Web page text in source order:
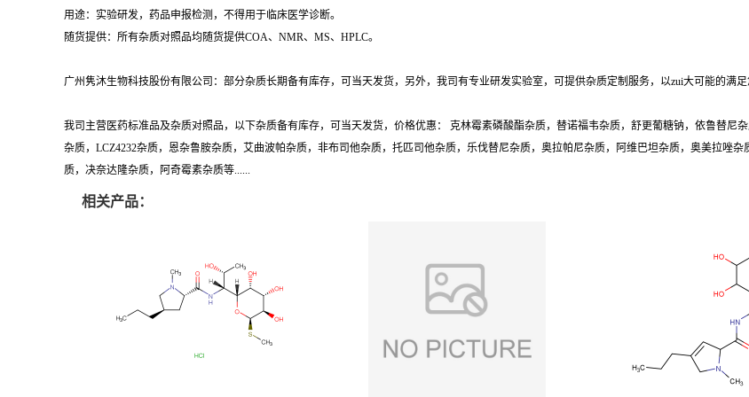
用途：实验研发，药品申报检测，不得用于临床医学诊断。
随货提供：所有杂质对照品均随货提供COA、NMR、MS、HPLC。
广州隽沐生物科技股份有限公司：部分杂质长期备有库存，可当天发货，另外，我司有专业研发实验室，可提供杂质定制服务，以zui大可能的满足
我司主营医药标准品及杂质对照品，以下杂质备有库存，可当天发货，价格优惠： 克林霉素磷酸酯杂质，替诺福韦杂质，舒更葡糖钠，依鲁替尼
杂质，LCZ4232杂质，恩杂鲁胺杂质，艾曲波帕杂质，非布司他杂质，托匹司他杂质，乐伐替尼杂质，奥拉帕尼杂质，阿维巴坦杂质，奥美拉唑
质，决奈达隆杂质，阿奇霉素杂质等......
相关产品：